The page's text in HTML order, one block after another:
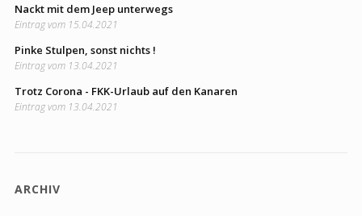
Nackt mit dem Jeep unterwegs
Eintrag vom 15.04.2021
Pinke Stulpen, sonst nichts !
Eintrag vom 13.04.2021
Trotz Corona - FKK-Urlaub auf den Kanaren
Eintrag vom 13.04.2021
ARCHIV